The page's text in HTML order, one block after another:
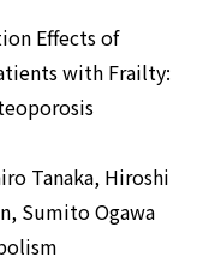
Effects of
with Frailty:
Tanaka, Hiroshi
Sumito Ogawa